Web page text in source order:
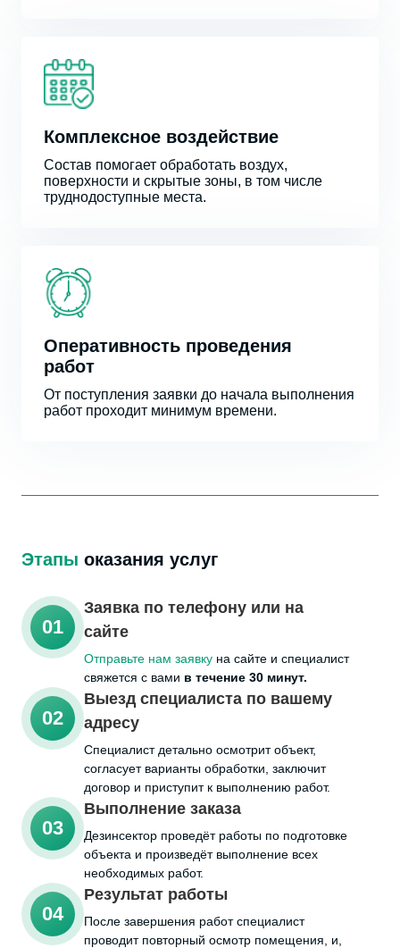
Комплексное воздействие
Состав помогает обработать воздух,
поверхности и скрытые зоны, в том числе
труднодоступные места.
Оперативность проведения
работ
От поступления заявки до начала выполнения
работ проходит минимум времени.
Этапы оказания услуг
01
Заявка по телефону или на
сайте
Отправьте нам заявку на сайте и специалист
свяжется с вами в течение 30 минут.
02
Выезд специалиста по вашему
адресу
Cпециалист детально осмотрит объект,
согласует варианты обработки, заключит
договор и приступит к выполнению работ.
03
Выполнение заказа
Дезинсектор проведёт работы по подготовке
объекта и произведёт выполнение всех
необходимых работ.
04
Результат работы
После завершения работ специалист
проводит повторный осмотр помещения, и,